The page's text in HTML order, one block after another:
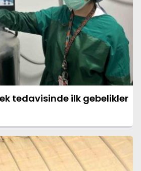
tedavisinde ilk gebelikler